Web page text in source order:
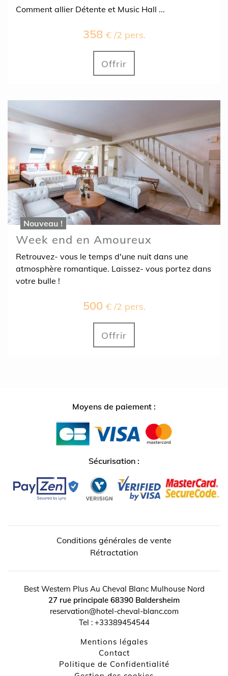
Comment allier Détente et Music Hall ...
358 € /2 pers.
Offrir
Nouveau !
Week end en Amoureux
Retrouvez- vous le temps d'une nuit dans une
atmosphère romantique. Laissez- vous portez dans
votre bulle !
500 € /2 pers.
Offrir
Moyens de paiement :
Sécurisation :
Conditions générales de vente
Rétractation
Best Western Plus Au Cheval Blanc Mulhouse Nord
27 rue principale 68390 Baldersheim
reservation@hotel-cheval-blanc.com
Tel : +33389454544
Mentions légales
contact
Politique de Confidentialité